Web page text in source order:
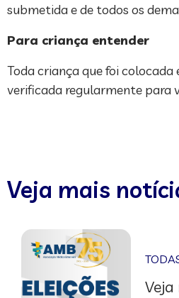
submetida e de todos os
Para criança entender
Toda criança que foi
verificada regularmente para
Veja mais